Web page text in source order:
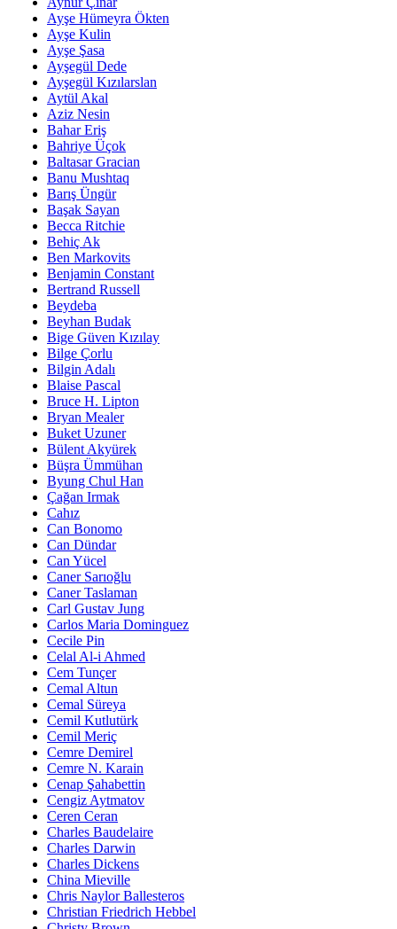
Ayşe Hümeyra Ökten
Ayşe Kulin
Ayşe Şasa
Ayşegül Dede
Ayşegül Kızılarslan
Aytül Akal
Aziz Nesin
Bahar Eriş
Bahriye Üçok
Baltasar Gracian
Banu Mushtaq
Barış Üngür
Başak Sayan
Becca Ritchie
Behiç Ak
Ben Markovits
Benjamin Constant
Bertrand Russell
Beydeba
Beyhan Budak
Bige Güven Kızılay
Bilge Çorlu
Bilgin Adalı
Blaise Pascal
Bruce H. Lipton
Bryan Mealer
Buket Uzuner
Bülent Akyürek
Büşra Ümmühan
Byung Chul Han
Çağan Irmak
Cahız
Can Bonomo
Can Dündar
Can Yücel
Caner Sarıoğlu
Caner Taslaman
Carl Gustav Jung
Carlos Maria Dominguez
Cecile Pin
Celal Al-i Ahmed
Cem Tunçer
Cemal Altun
Cemal Süreya
Cemil Kutlutürk
Cemil Meriç
Cemre Demirel
Cemre N. Karain
Cenap Şahabettin
Cengiz Aytmatov
Ceren Ceran
Charles Baudelaire
Charles Darwin
Charles Dickens
China Mieville
Chris Naylor Ballesteros
Christian Friedrich Hebbel